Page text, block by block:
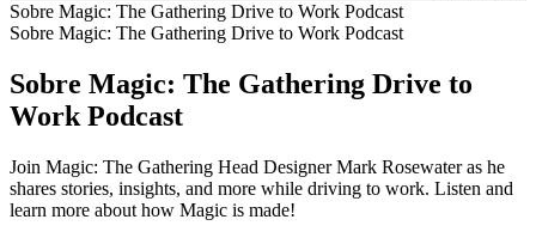
Sobre Magic: The Gathering Drive to Work Podcast
Sobre Magic: The Gathering Drive to Work Podcast
Sobre Magic: The Gathering Drive to
Work Podcast
Join Magic: The Gathering Head Designer Mark Rosewater as he
shares stories, insights, and more while driving to work. Listen and
learn more about how Magic is made!